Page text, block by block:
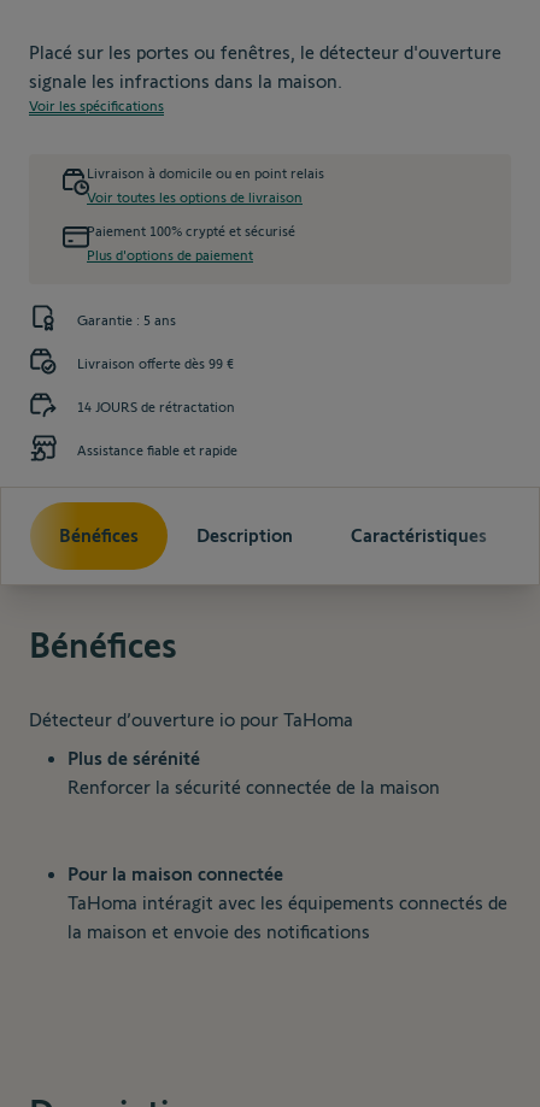
Placé sur les portes ou fenêtres, le détecteur d'ouverture
signale les infractions dans la maison.
Voir les spécifications
Livraison à domicile ou en point relais
Voir toutes les options de livraison
Paiement 100% crypté et sécurisé
Plus d'options de paiement
Garantie : 5 ans
Livraison offerte dès 99 €
14 JOURS de rétractation
Assistance fiable et rapide
Bénéfices Description Caractéristiques
Bénéfices
Détecteur d’ouverture io pour TaHoma
Plus de sérénité
Renforcer la sécurité connectée de la maison
Pour la maison connectée
TaHoma intéragit avec les équipements connectés de
la maison et envoie des notifications